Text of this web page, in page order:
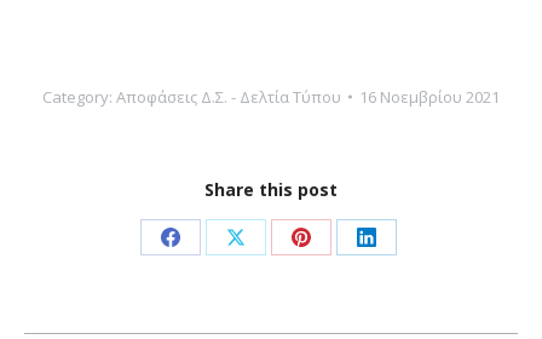
Category: Αποφάσεις Δ.Σ. - Δελτία Τύπου 16 Νοεμβρίου 2021
Share this post
Share
Facebook
Share
X
Share
Pinterest
Share
LinkedIn